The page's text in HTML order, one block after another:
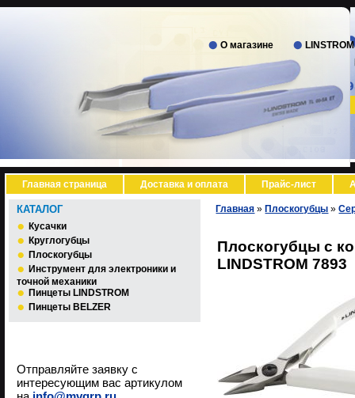
О магазине
Главная страница Доставка и оплата Прайс-лист
КАТАЛОГ
Кусачки
Круглогубцы
Плоскогубцы
Инструмент для электроники и
точной механики
Пинцеты LINDSTROM
Пинцеты BELZER
Отправляйте заявку с
интересующим вас артикулом
Главная » Плоскогубцы »
Плоскогубцы с
LINDSTROM 7893